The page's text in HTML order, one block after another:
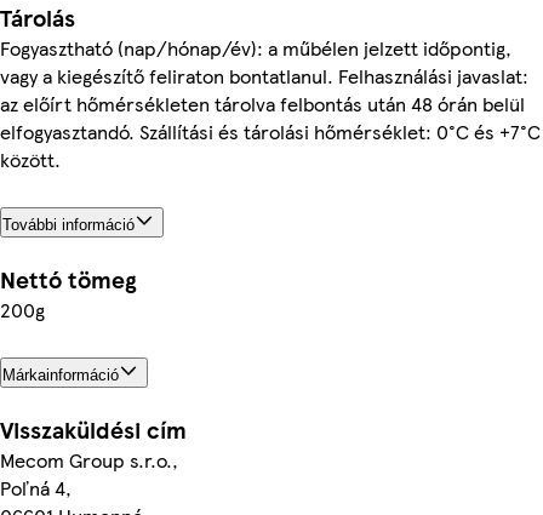
Tárolás
Fogyasztható (nap/hónap/év): a műbélen jelzett időpontig,
vagy a kiegészítő feliraton bontatlanul. Felhasználási javaslat:
az előírt hőmérsékleten tárolva felbontás után 48 órán belül
elfogyasztandó. Szállítási és tárolási hőmérséklet: 0°C és +7°C
között.
További információ
Nettó tömeg
200g
Márkainformáció
Visszaküldési cím
Mecom Group s.r.o.,
Poľná 4,